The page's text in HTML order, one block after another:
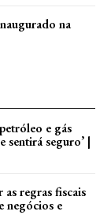
na
e gás
sentirá seguro’ |
regras fiscais
negócios e